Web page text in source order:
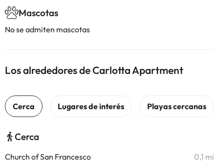
Mascotas
No se admiten mascotas
Los alrededores de Carlotta Apartment
Cerca
Church of San Francesco 0,1 mi